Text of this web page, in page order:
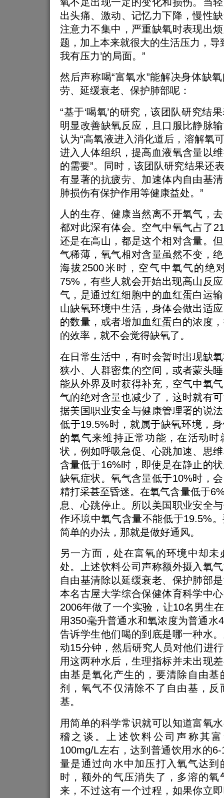
出头痛、激动、记忆力下降，慢性
注意力不集中，严重缺氧时表现出
题，加上本来就很大的生活压力，导
我有压力’的局面。”
然后声称喝“富氧水”能解决身体缺
劳、延缓衰老、保护肺部呢：
“基于‘喝氧’的研究，该团队研究结
明显改善缺氧反应，且口服比静脉
认为“高氧液进入消化道后，溶解氧
进入人体组织，提高血液氧含量以
的需要”。同时，该团队研究结果还
有显著的抗疲劳、加速体内自由基
肺损伤有保护作用等健康益处。”
人的生存、健康当然离不开氧气，
都对此深有体会。空气中氧气占了
还是在高山，都是这个相对含量。
气稀薄，氧气相对含量虽然不变，
海拔2500米时，空气中氧气的绝
75%，有些人就会开始出现高山反
气，是通过红细胞中的血红蛋白运
山缺氧环境中生活，身体会做出适
的数量，或者增加血红蛋白的浓度
的效率，就不会觉得缺氧了。
在日常生活中，有时会暂时出现缺
狭小、人群密集的空间，或者蒙头
能从外界及时获得补充，空气中氧
气的绝对含量也减少了，这时就有
据美国职业安全与健康管理署的说
低于19.5%时，就属于缺氧环境，
的氧气来维持正常功能，在活动时
状，例如呼吸急促、心跳加速、思
含量低于16%时，即使是在静止的
缺氧症状。氧气含量低于10%时，
精打采甚至昏迷。在氧气含量低于
息、心跳停止。所以美国职业安全
作环境中氧气含量不能低于19.5%
简单的办法，那就是做好通风。
另一方面，处在富氧的环境中却
处。上述饮料公司声称额外摄入氧
自由基清除以延缓衰老、保护肺部
本名古屋大学综合保健体育科学中
2006年做了一个实验，让10名男生
用350毫升普通水和氧浓度为普通水
告诉学生他们喝的到底是哪一种水
动15分钟，然后研究人员对他们进
用这两种水后，生理指标并未出现
由基是氧化产生的，要清除自由基
剂，氧气不仅清除不了自由基，反
基。
用简单的科学常识就可以知道富氧
稽之谈。上述饮料公司声称其
100mg/L左右，达到普通饮用水的
量是通过向水中加压打入氧气达到
时，额外的气压消失了，多溶的氧
来，不过这有一个过程，如果你立